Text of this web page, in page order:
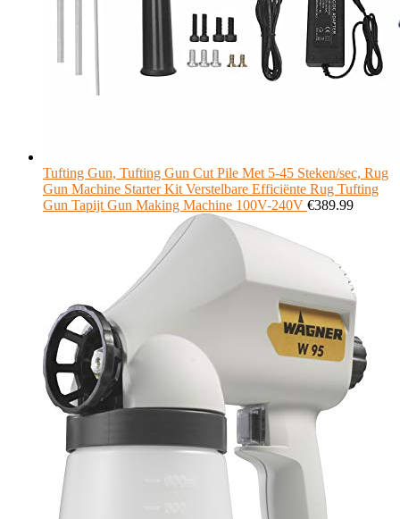
Tufting Gun, Tufting Gun Cut Pile Met 5-45 Steken/sec, Rug
Gun Machine Starter Kit Verstelbare Efficiënte Rug Tufting
Gun Tapijt Gun Making Machine 100V-240V €389.99